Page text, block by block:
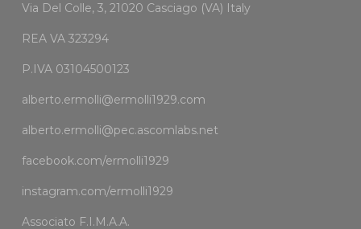
Via Del Colle, 3, 21020 Casciago (VA) Italy
REA VA 323294
P.IVA 03104500123
alberto.ermolli@ermolli1929.com
alberto.ermolli@pec.ascomlabs.net
facebook.com/ermolli1929
instagram.com/ermolli1929
Associato F.I.M.A.A.